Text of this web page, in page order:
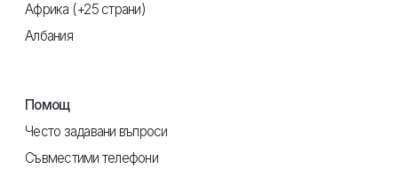
Африка (+25 страни)
Албания
Помощ
Често задавани въпроси
Съвместими телефони